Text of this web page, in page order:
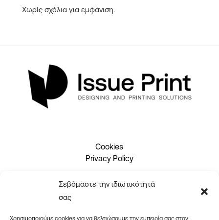
Σεβόμαστε την ιδιωτικότητά
σας
Χωρίς σχόλια για εμφάνιση.
Cookies
Privacy Policy
2310 465660
info@issueprint.gr|ipsilou@gmail.com